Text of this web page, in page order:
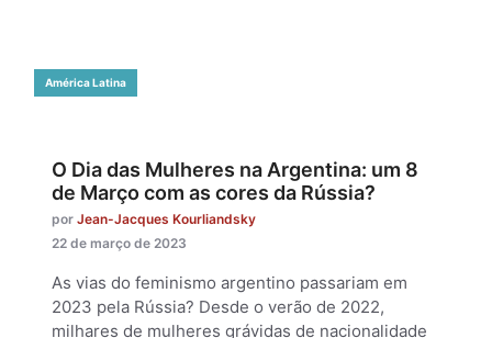
América Latina
O Dia das Mulheres na Argentina: um 8
de Março com as cores da Rússia?
por Jean-Jacques Kourliandsky
22 de março de 2023
As vias do feminismo argentino passariam em
2023 pela Rússia? Desde o verão de 2022,
milhares de mulheres grávidas de nacionalidade